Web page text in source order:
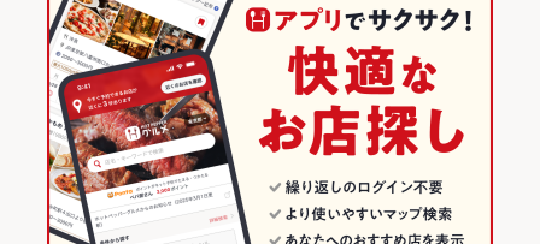
その他設備
無料貸し出し：ビンゴ／マイク／プロジェクター／スポットラ
イト／音響
その他
飲み放題 あり
食べ放題 なし
カクテル充実、ワイン充実
イタリアン
新横浜・綱島・菊名・鴨居 × イタリアン・フレンチ
新横浜・綱島・菊名・鴨居 × イタリアン
新横浜駅 × イタリアン・フレンチ
新横浜駅 × イタリアン
神奈川 × 居酒屋
神奈川 × 洋・和洋・各国料理・その他
神奈川 × イタリアン・フレンチ
神奈川 × イタリアン
新横浜・綱島・菊名・鴨居の居酒屋ランキング
新横浜のグルメランキング
新横浜の居酒屋ランキング